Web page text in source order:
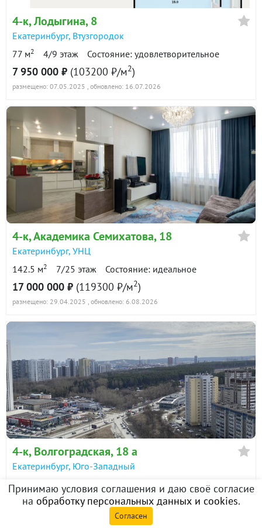
4-к, Лодыгина, 8
Екатеринбург, Втузгородок
77 м2 4/9 этаж Состояние: удовлетворительное
7 950 000 ₽ (103200 ₽/м2)
размещено: 07.05.2025 , обновлено: 16.07.2026
4-к, Академика Семихатова, 18
Екатеринбург, УНЦ
142.5 м2 7/25 этаж Состояние: идеальное
17 000 000 ₽ (119300 ₽/м2)
размещено: 29.04.2025 , обновлено: 6.08.2026
4-к, Волгоградская, 18 а
Екатеринбург, Юго-Западный
117.9 м
23/25 этаж Состояние: хорошее
21 990 000 ₽(186500 ₽/м2)
, обновлено: 16.07.2026
Принимаю условия соглашения и даю своё согласие
на обработку персональных данных и cookies.
Согласен
Ваш ИИ помощник
по недвижимости